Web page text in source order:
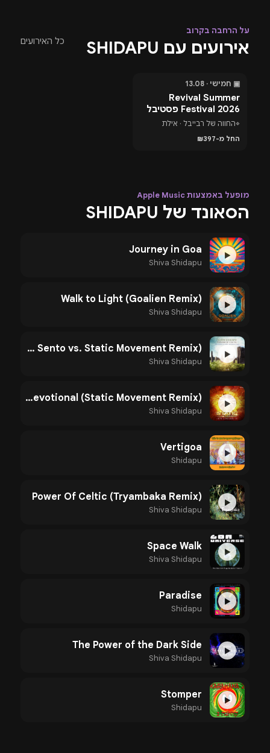
על הרחבה בקרוב
אירועים עם SHIDAPU כל האירועים
בעוד 5 ימים
▣ חמישי · 13.08
Revival Summer
Festival 2026 פסטיבל
טראנס באילת
⌖החווה של רבייבל · אילת
החל מ-₪397
מופעל באמצעות Apple Music
הסאונד של SHIDAPU
▶
Journey in Goa
Shiva Shidapu
▶
Walk to Light (Goalien Remix)
Shiva Shidapu
▶
Power of Celtic (Sesto Sento vs. Static Movement Remix)
Shiva Shidapu
▶
Shiva Devotional (Static Movement Remix)
Shiva Shidapu
▶
Vertigoa
Shidapu
▶
Power Of Celtic (Tryambaka Remix)
Shiva Shidapu
▶
Space Walk
Shiva Shidapu
▶
Paradise
Shidapu
▶
The Power of the Dark Side
Shiva Shidapu
▶
Stomper
Shidapu